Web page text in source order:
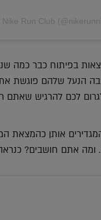
Run Club
בפיתוח כבר כמה
הנעל שלהם פוגשת
לגרום לכם להרגיש
אותן כהמצאת
ומה אתם חושבים?